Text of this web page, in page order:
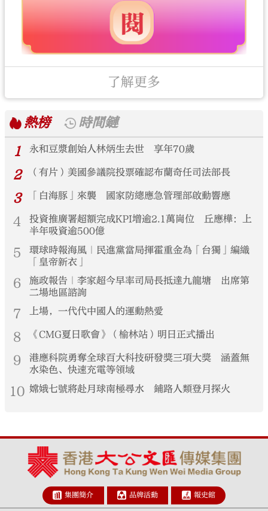
了解更多
熱榜
時間鏈
1
永和豆漿創始人林炳生去世 享年70歲
2 （有片）美國參議院投票確認布蘭奇任司法部長
3 「白海豚」來襲 國家防總應急管理部啟動響應
4
投資推廣署超額完成KPI增逾2.1萬崗位 丘應樺：上
半年吸資逾500億
5
環球時報海風｜民進黨當局揮霍重金為「台獨」編織
「皇帝新衣」
6
施政報告｜李家超今早率司局長抵達九龍塘 出席第
二場地區諮詢
7 上場，一代代中國人的運動熱愛
8 《CMG夏日歌會》（榆林站）明日正式播出
9
港應科院勇奪全球百大科技研發獎三項大獎 涵蓋無
水染色、快速充電等領域
10 嫦娥七號將赴月球南極尋水 鋪路人類登月探火
集團簡介 品牌活動 報史館